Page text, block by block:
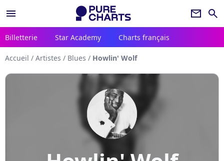
menu newsletter search
Billetterie Star Academy Charts français
Accueil / Artistes / Blues / Howlin' Wolf